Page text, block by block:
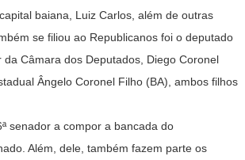
baiana, Luiz Carlos, além de outras
se filiou ao Republicanos foi o deputado
Câmara dos Deputados, Diego Coronel
Ângelo Coronel Filho (BA), ambos filhos
senador a compor a bancada do
Além, dele, também fazem parte os